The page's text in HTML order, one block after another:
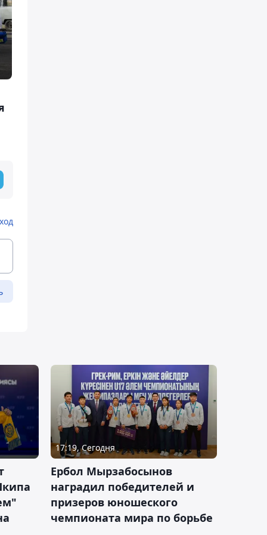
17:19, Сегодня
Ербол Мырзабосынов
наградил победителей и
призеров юношеского
чемпионата мира по борьбе